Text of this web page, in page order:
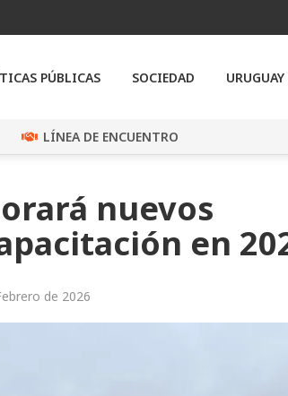
PÚBLICAS SOCIEDAD
LÍNEA DE ENCUENTRO
nuevos
en
de 2026